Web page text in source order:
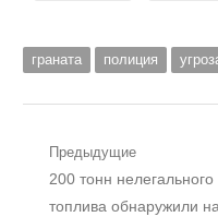
граната полиция
Навигация
по
Предыдущие
Предыдущий
пост:
200 тонн нелегального
топлива обнаружили